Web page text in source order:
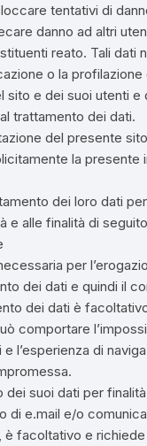
tentativi di
danno ad altri
reato. Tali dati
o la profilazione
sito e dei suoi utenti e
trattamento dei dati.
del presente
la presente
dei loro dati
e alle finalità di
per
dei dati e quindi il
dei dati è
comportare
l’esperienza di
dei suoi dati per
di e.mail e/o
facoltativo e richiede